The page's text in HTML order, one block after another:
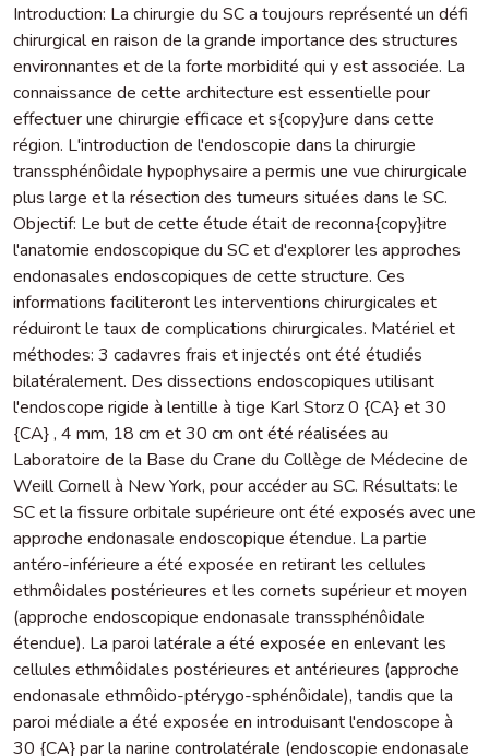
Introduction: La chirurgie du SC a toujours représenté un défi
chirurgical en raison de la grande importance des structures
environnantes et de la forte morbidité qui y est associée. La
connaissance de cette architecture est essentielle pour
effectuer une chirurgie efficace et s{copy}ure dans cette
région. L'introduction de l'endoscopie dans la chirurgie
transsphénôidale hypophysaire a permis une vue chirurgicale
plus large et la résection des tumeurs situées dans le SC.
Objectif: Le but de cette étude était de reconna{copy}itre
l'anatomie endoscopique du SC et d'explorer les approches
endonasales endoscopiques de cette structure. Ces
informations faciliteront les interventions chirurgicales et
réduiront le taux de complications chirurgicales. Matériel et
méthodes: 3 cadavres frais et injectés ont été étudiés
bilatéralement. Des dissections endoscopiques utilisant
l'endoscope rigide à lentille à tige Karl Storz 0 {CA} et 30
{CA} , 4 mm, 18 cm et 30 cm ont été réalisées au
Laboratoire de la Base du Crane du Collège de Médecine de
Weill Cornell à New York, pour accéder au SC. Résultats: le
SC et la fissure orbitale supérieure ont été exposés avec une
approche endonasale endoscopique étendue. La partie
antéro-inférieure a été exposée en retirant les cellules
ethmôidales postérieures et les cornets supérieur et moyen
(approche endoscopique endonasale transsphénôidale
étendue). La paroi latérale a été exposée en enlevant les
cellules ethmôidales postérieures et antérieures (approche
endonasale ethmôido-ptérygo-sphénôidale), tandis que la
paroi médiale a été exposée en introduisant l'endoscope à
30 {CA} par la narine controlatérale (endoscopie endonasale